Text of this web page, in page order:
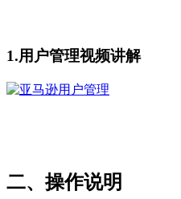
1.用户管理视频讲解
二、操作说明